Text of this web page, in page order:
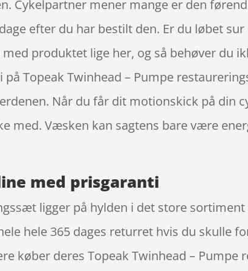
Cykelpartner mener mange er den
efter du har bestilt den. Er du løbet
produktet lige her, og så behøver du
Topeak Twinhead – Pumpe
Når du får dit motionskick på din
med. Væsken kan sagtens bare være
med prisgaranti
ligger på hylden i det store
hele 365 dages returret hvis du skulle
køber deres Topeak Twinhead –